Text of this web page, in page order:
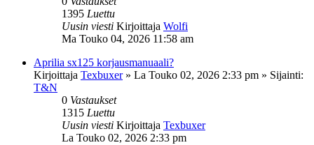
1395 Luettu
Uusin viesti Kirjoittaja Wolfi
Ma Touko 04, 2026 11:58 am
Aprilia sx125 korjausmanuaali?
Kirjoittaja Texbuxer» La Touko 02, 2026 2:33 pm » Sijainti:
T&N
0 Vastaukset
1315 Luettu
Uusin viesti Kirjoittaja Texbuxer
La Touko 02, 2026 2:33 pm